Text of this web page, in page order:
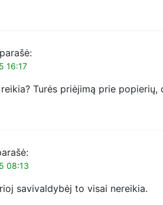
parašė:
16:17
Turės priėjimą prie
08:13
savivaldybėj to visai nereikia.